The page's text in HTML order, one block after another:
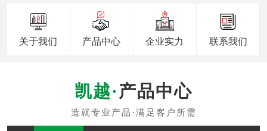
关于我们 产品中心 企业实力 联系我们
产品中心